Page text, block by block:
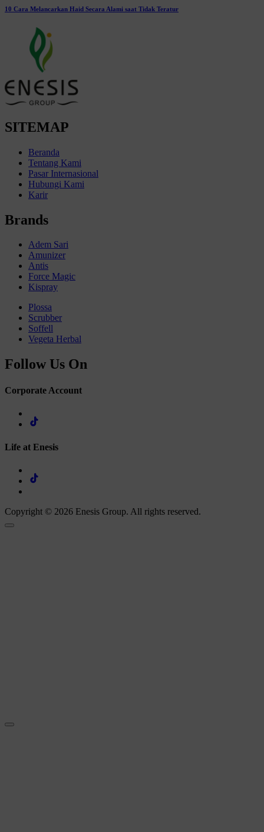
10 Cara Melancarkan Haid Secara Alami saat Tidak Teratur
SITEMAP
Beranda
Tentang Kami
Pasar Internasional
Hubungi Kami
Karir
Brands
Adem Sari
Amunizer
Antis
Force Magic
Kispray
Plossa
Scrubber
Soffell
Vegeta Herbal
Follow Us On
Corporate Account
Life at Enesis
Copyright © 2026 Enesis Group. All rights reserved.